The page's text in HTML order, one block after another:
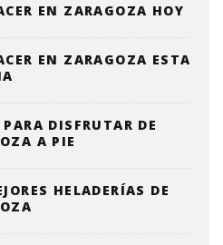
EN ZARAGOZA HOY
EN ZARAGOZA ESTA
DISFRUTAR DE
A PIE
HELADERÍAS DE